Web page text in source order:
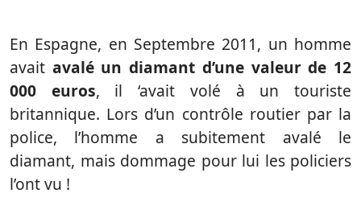
En Espagne, en Septembre 2011, un homme
avait avalé un diamant d’une valeur de 12
000 euros, il ‘avait volé à un touriste
britannique. Lors d’un contrôle routier par la
police, l’homme a subitement avalé le
diamant, mais dommage pour lui les policiers
l’ont vu !